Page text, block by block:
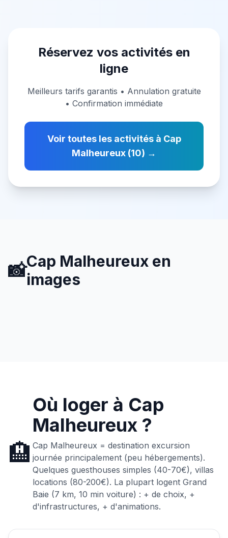
Réservez vos activités en
ligne
Meilleurs tarifs garantis • Annulation gratuite
• Confirmation immédiate
Voir toutes les activités à Cap
Malheureux (10) →
📸Cap Malheureux en
images
🏨
Où loger à Cap
Malheureux ?
Cap Malheureux = destination excursion
journée principalement (peu hébergements).
Quelques guesthouses simples (40-70€), villas
locations (80-200€). La plupart logent Grand
Baie (7 km, 10 min voiture) : + de choix, +
d'infrastructures, + d'animations.